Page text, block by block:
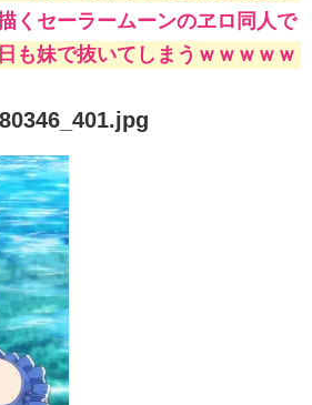
くセーラームーンのヱロ同人で
いえばｗｗｗｗｗｗ
も妹で抜いてしまうｗｗｗｗｗ